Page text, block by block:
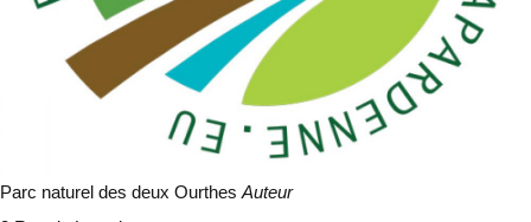
Parc naturel des deux Ourthes Auteur